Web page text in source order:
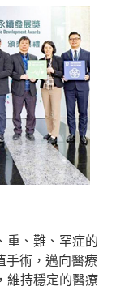
重、難、罕症的
手術，邁向醫療
維持穩定的醫療